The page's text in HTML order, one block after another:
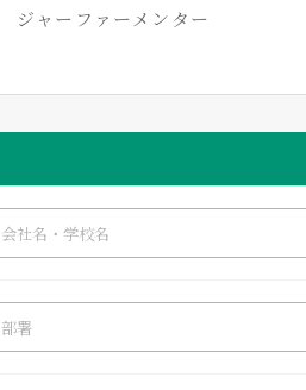
ジャーファーメンター